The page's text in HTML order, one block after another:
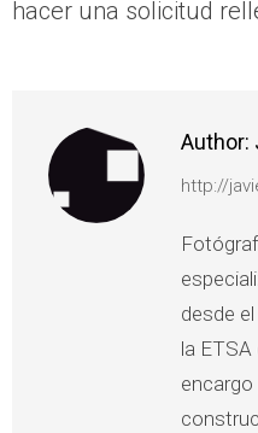
hacer una solicitud
Author:
http://
desde
la ETSA